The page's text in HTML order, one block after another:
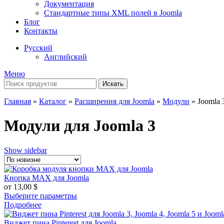
Документация
Стандартные типы XML полей в Joomla
Блог
Контакты
Русский
Английский
Меню
Искать
Главная » Каталог » Расширения для Joomla » Модули » Joomla
Модули для Joomla 3
Show sidebar
Кнопка MAX для Joomla
от 13,00 $
Выберите параметры
Подробнее